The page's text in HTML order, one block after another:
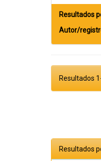
Resultados
Autor/
Resultados
Resultados